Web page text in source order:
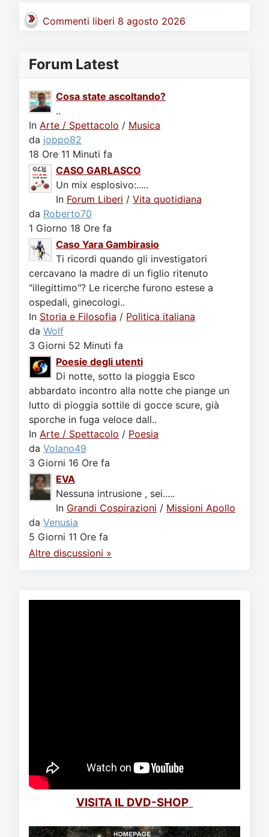
Commenti liberi 8 agosto 2026
Forum Latest
Cosa state ascoltando?
..
In Arte / Spettacolo / Musica
da joppo82
18 Ore 11 Minuti fa
CASO GARLASCO
Un mix esplosivo:.....
In Forum Liberi / Vita quotidiana
da Roberto70
1 Giorno 18 Ore fa
Caso Yara Gambirasio
Ti ricordi quando gli investigatori
cercavano la madre di un figlio ritenuto
"illegittimo"? Le ricerche furono estese a
ospedali, ginecologi..
In Storia e Filosofia / Politica italiana
da Wolf
3 Giorni 52 Minuti fa
Poesie degli utenti
Di notte, sotto la pioggia Esco
abbardato incontro alla notte che piange un
lutto di pioggia sottile di gocce scure, già
sporche in fuga veloce dall..
In Arte / Spettacolo / Poesia
da Volano49
3 Giorni 16 Ore fa
EVA
Nessuna intrusione , sei.....
In Grandi Cospirazioni / Missioni Apollo
da Venusia
5 Giorni 11 Ore fa
Altre discussioni »
VISITA IL DVD-SHOP